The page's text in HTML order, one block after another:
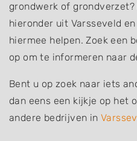
grondwerk of
hieronder uit Varsseveld
hiermee helpen. Zoek een
op om te informeren naar
Bent u op zoek naar iets
dan eens een kijkje op het
andere bedrijven in